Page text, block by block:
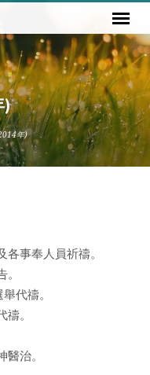
)
年)
事奉人員祈禱。
代禱。
。
治。